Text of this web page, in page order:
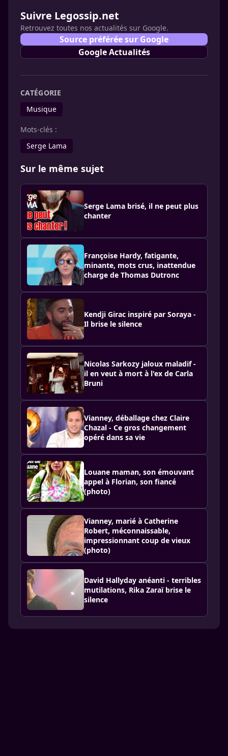
Suivre Legossip.net
Retrouvez toutes nos actualités sur Google.
Source préférée sur Google
Google Actualités
CATÉGORIE
Musique
Mots-clés :
Serge Lama
Sur le même sujet
Serge Lama brisé, il ne peut plus
chanter
Françoise Hardy, fatigante,
minante, mots crus, inattendue
charge de Thomas Dutronc
Kendji Girac inspiré par Soraya -
Il brise le silence
Nicolas Sarkozy jaloux maladif -
il en veut à mort à l'ex de Carla
Bruni
Vianney, déballage chez Claire
Chazal - Ce gros changement
opéré dans sa vie
Louane maman, son émouvant
appel à Florian, son fiancé
(photo)
Vianney, marié à Catherine
Robert, méconnaissable,
impressionnant coup de vieux
(photo)
David Hallyday anéanti - terribles
mutilations, Rika Zaraï brise le
silence